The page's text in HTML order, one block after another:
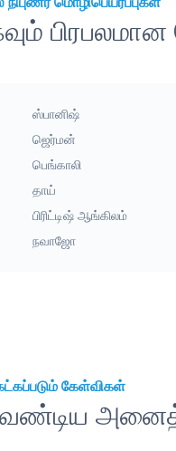
ஸ்பானிஷ்
ஜெர்மன்
பெங்காலி
தாய்
பிரிட்டிஷ் ஆங்கிலம்
நவாஜோ
கேள்விகள்